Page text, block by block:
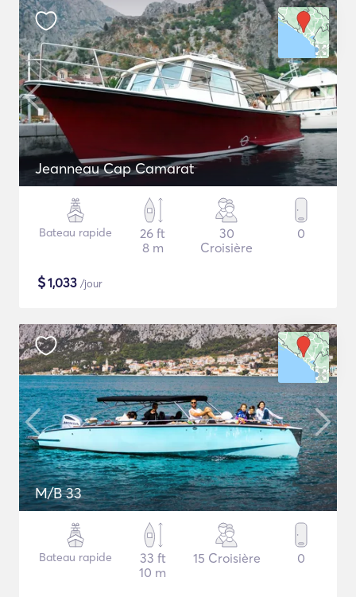
Jeanneau Cap Camarat
Bateau rapide
26 ft
8 m
30
Croisière
0
$1,033 /jour
M/B 33
Bateau rapide
33 ft
10 m
15 Croisière 0